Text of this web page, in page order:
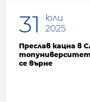
31
юли
2025
Преслав кацна в
топуниверситет
се върне